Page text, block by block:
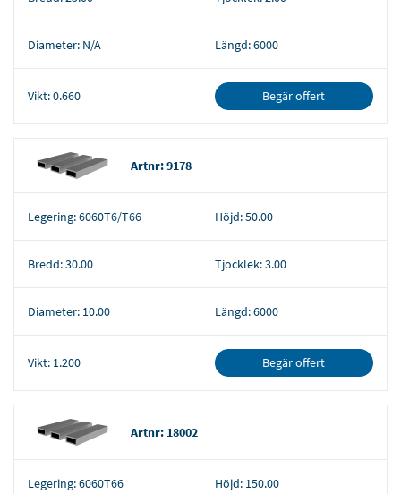
Diameter: N/A Längd:6000
Vikt:0.660 Begär offert
Artnr: 9178
Legering:6060T6/T66 Höjd:50.00
Bredd:30.00 Tjocklek:3.00
Diameter: 10.00 Längd:6000
Vikt: 1.200 Begär offert
Artnr: 18002
Legering:6060T66 Höjd: 150.00